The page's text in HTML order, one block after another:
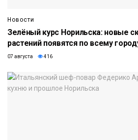
Новости
Зелёный курс Норильска: новые
растений появятся по всему
07 августа 416